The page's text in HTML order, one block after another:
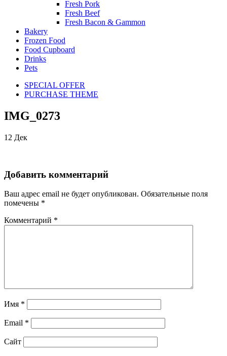
Fresh Pork
Fresh Beef
Fresh Bacon & Gammon
Bakery
Frozen Food
Food Cupboard
Drinks
Pets
SPECIAL OFFER
PURCHASE THEME
IMG_0273
12 Дек
Добавить комментарий
Ваш адрес email не будет опубликован. Обязательные поля
помечены *
Комментарий *
Имя *
Email *
Сайт